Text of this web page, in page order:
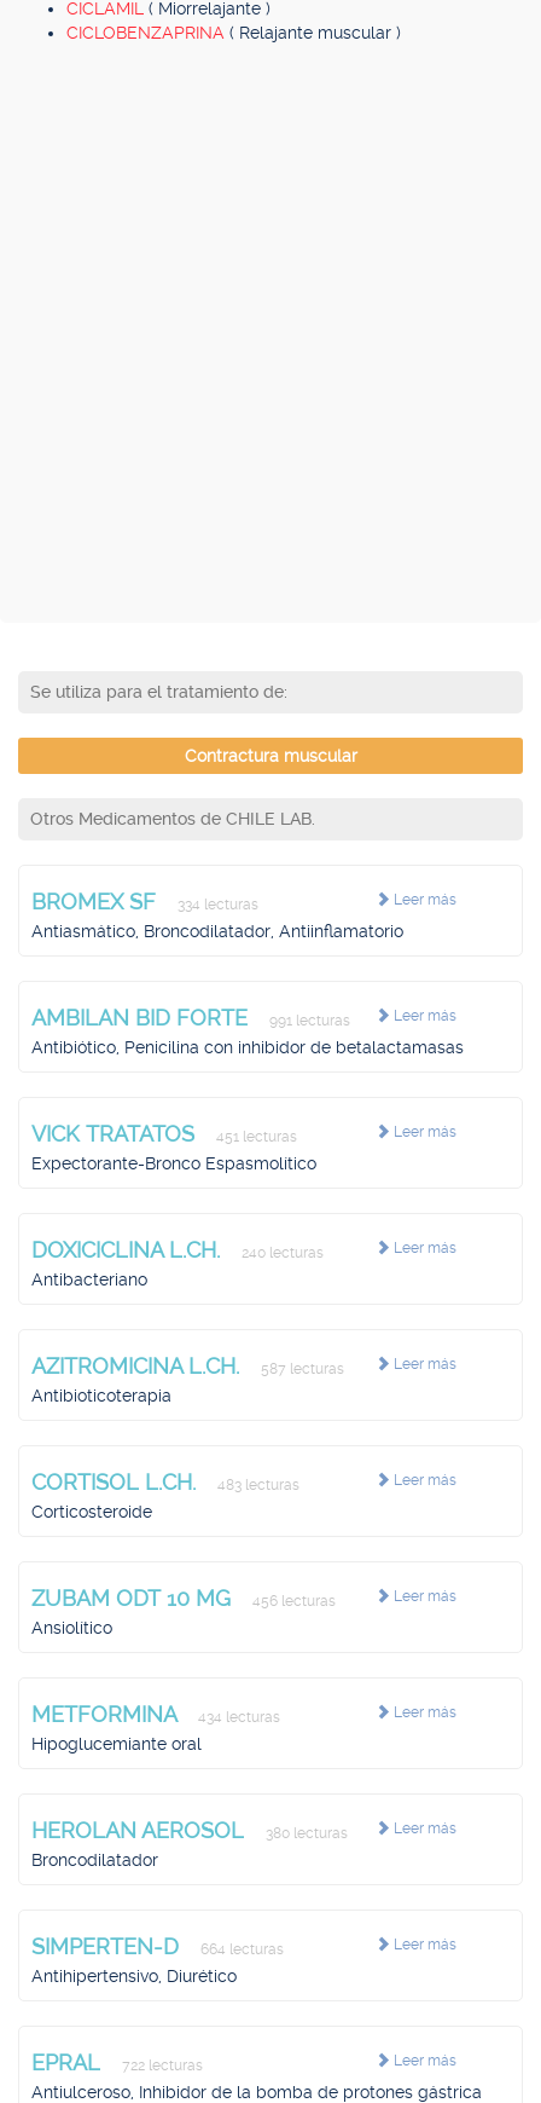
CICLAMIL ( Miorrelajante )
CICLOBENZAPRINA ( Relajante muscular )
Se utiliza para el tratamiento de:
Contractura muscular
Otros Medicamentos de CHILE LAB.
Leer más
BROMEX SF 334 lecturas
Antiasmático, Broncodilatador, Antiinflamatorio
Leer más
AMBILAN BID FORTE 991 lecturas
Antibiótico, Penicilina con inhibidor de betalactamasas
Leer más
VICK TRATATOS 451 lecturas
Expectorante-Bronco Espasmolítico
Leer más
DOXICICLINA L.CH. 240 lecturas
Antibacteriano
Leer más
AZITROMICINA L.CH. 587 lecturas
Antibioticoterapia
Leer más
CORTISOL L.CH. 483 lecturas
Corticosteroide
Leer más
ZUBAM ODT 10 MG 456 lecturas
Ansiolítico
Leer más
METFORMINA 434 lecturas
Hipoglucemiante oral
Leer más
HEROLAN AEROSOL 380 lecturas
Broncodilatador
Leer más
SIMPERTEN-D 664 lecturas
Antihipertensivo, Diurético
Leer más
EPRAL 722 lecturas
Antiulceroso, Inhibidor de la bomba de protones gástrica